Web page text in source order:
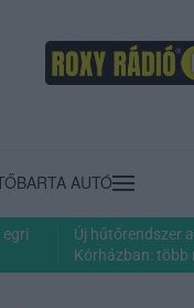
BARTA AUTÓ
Új hűtőrendszer
Kórházban: több